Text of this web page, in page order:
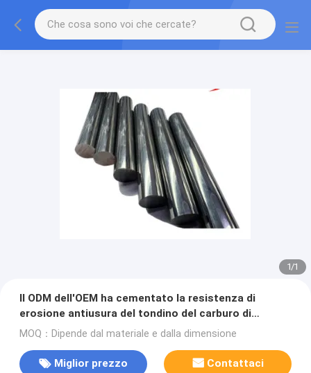
1/1
Il ODM dell'OEM ha cementato la resistenza di
erosione antiusura del tondino del carburo di
tungsteno
MOQ：Dipende dal materiale e dalla dimensione
Miglior prezzo Contattaci